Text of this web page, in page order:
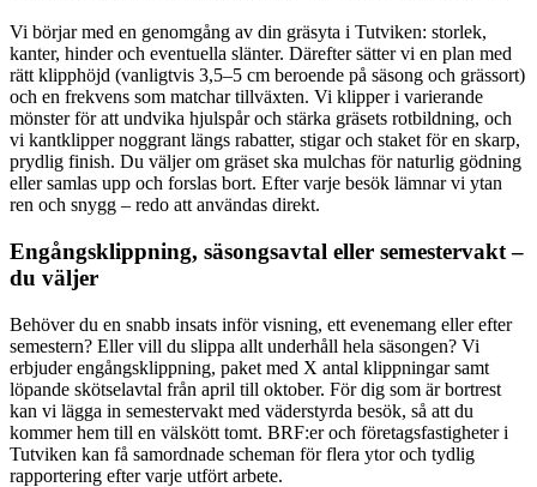
Vi börjar med en genomgång av din gräsyta i Tutviken: storlek,
kanter, hinder och eventuella slänter. Därefter sätter vi en plan med
rätt klipphöjd (vanligtvis 3,5–5 cm beroende på säsong och grässort)
och en frekvens som matchar tillväxten. Vi klipper i varierande
mönster för att undvika hjulspår och stärka gräsets rotbildning, och
vi kantklipper noggrant längs rabatter, stigar och staket för en skarp,
prydlig finish. Du väljer om gräset ska mulchas för naturlig gödning
eller samlas upp och forslas bort. Efter varje besök lämnar vi ytan
ren och snygg – redo att användas direkt.
Engångsklippning, säsongsavtal eller semestervakt –
du väljer
Behöver du en snabb insats inför visning, ett evenemang eller efter
semestern? Eller vill du slippa allt underhåll hela säsongen? Vi
erbjuder engångsklippning, paket med X antal klippningar samt
löpande skötselavtal från april till oktober. För dig som är bortrest
kan vi lägga in semestervakt med väderstyrda besök, så att du
kommer hem till en välskött tomt. BRF:er och företagsfastigheter i
Tutviken kan få samordnade scheman för flera ytor och tydlig
rapportering efter varje utfört arbete.